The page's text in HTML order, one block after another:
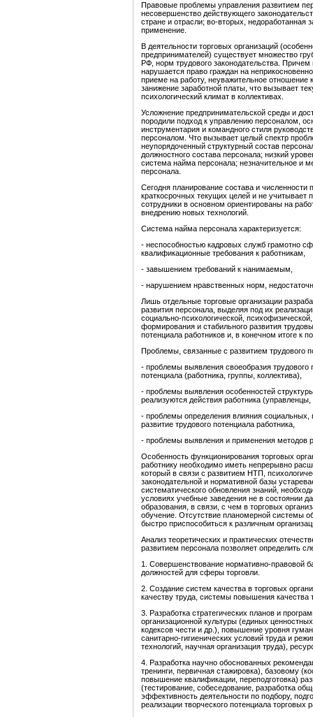
Правовые проблемы управления развитием
несовершенство действующего
стране и отрасли; во-вторых, недоработанная
применение.
В деятельности торговых организаций
предпринимателей) существует множество
РФ, норм трудового законодательства.
нарушается право граждан на
приеме на работу, неуважительное
занижение заработной платы, что вызывает
психологический климат в коллективах.
Усложнение предпринимательской среды и
породили подход к управлению персоналом,
инструментария и командного стиля
персоналом. Что вызывает целый спектр
неупорядоченный структурный состав
должностного состава персонала; низкий
система найма персонала; незначительное и
персонала.
Сегодня планирование состава и численности
краткосрочных текущих целей и не учитывает
сотрудники в основном ориентированы на
внедрению новых технологий.
Система найма персонала характеризуется:
- неспособностью кадровых служб грамотно
квалификационные требования к работникам,
- завышением требований к нанимаемым,
- нарушением нравственных норм,
Лишь отдельные торговые организации
развития персонала, выделяя под их
социально-психологической,
формирования и стабильного развития
потенциала работников и, в конечном итоге к
Проблемы, связанные с развитием трудового
- проблемы выявления своеобразия трудового
потенциала (работника, группы, коллектива),
- проблемы выявления особенностей
реализуются действия работника
- проблемы определения влияния социальных,
развитие трудового потенциала работника,
- проблемы выявления и применения методов
Особенность функционирования торговых
работнику необходимо иметь непрерывно
который в связи с развитием НТП,
законодательной и нормативной базы
систематического обновления знаний,
условиях учебные заведения не в состоянии
образования, в связи, с чем в торговых
обучение. Отсутствие планомерной системы
быстро приспособиться к различным
Анализ теоретических и практических
развитием персонала позволяет определить
1. Совершенствование нормативно-правовой
должностей для сферы торговли.
2. Создание систем качества в торговых
качеству труда, системы повышения качества
3. Разработка стратегических планов и
организационной культуры (единых
кодексов чести и др.), повышение уровня
санитарно-гигиенических условий труда и
технологий, научная организация труда),
4. Разработка научно обоснованных
тренинги, первичная стажировка), базовому
повышение квалификации, переподготовка)
(тестирование, собеседование, разработка
эффективность деятельности по подбору,
реализации творческого потенциала торговых